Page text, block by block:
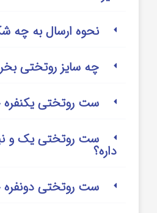
نحوه ارسال به چه
چه سایز روتختی
ست روتختی یکنفره
ست روتختی یک و
داره؟
ست روتختی دونفره